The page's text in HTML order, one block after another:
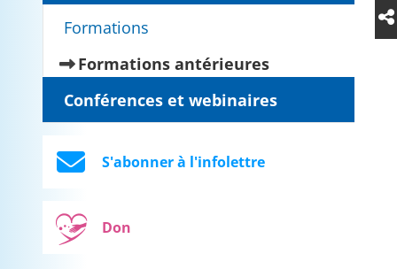
Formations
Formations antérieures(current)
Conférences et webinaires
S'abonner à l'infolettre
Don